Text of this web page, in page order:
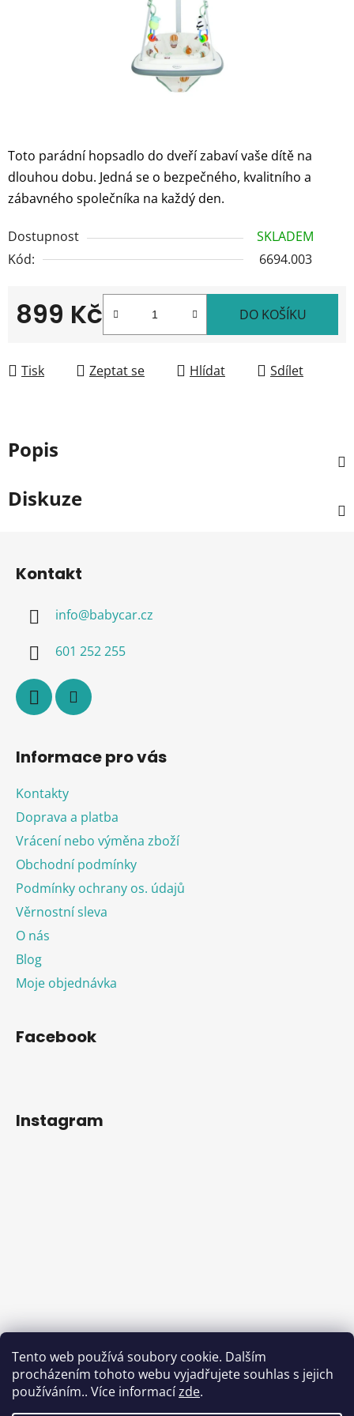
Tento web používá soubory cookie. Dalším
procházením tohoto webu vyjadřujete souhlas s jejich
používáním.. Více informacízde.
Toto parádní hopsadlo do dveří zabaví vaše dítě na
dlouhou dobu. Jedná se o bezpečného, kvalitního a
zábavného společníka na každý den.
Dostupnost
SKLADEM
Kód:
6694.003
899 Kč DO KOŠÍKU
Tisk Zeptat se Hlídat Sdílet
Popis
Diskuze
Kontakt
info@babycar.cz
601 252 255
Informace pro vás
Kontakty
Doprava a platba
Vrácení nebo výměna zboží
Obchodní podmínky
Podmínky ochrany os. údajů
Věrnostní sleva
O nás
Blog
Moje objednávka
Facebook
Instagram